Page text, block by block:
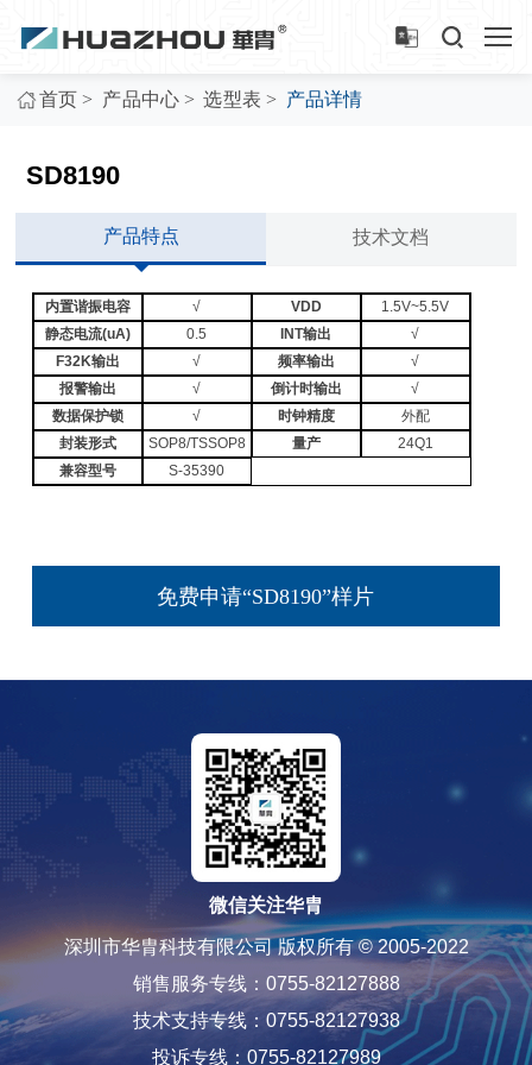
首页 > 产品中心 > 选型表 > 产品详情
SD8190
产品特点 技术文档
内置谐振电容 √ VDD
1.5V~5.5V
静态电流(uA)
0.5 INT输出
√
F32K输出
√ 频率输出
√
报警输出
√ 倒计时输出
√
数据保护锁
√ 时钟精度
外配
封装形式
SOP8/TSSOP8 量产
24Q1
兼容型号
S-35390
免费申请“SD8190”样片
微信关注华胄
深圳市华胄科技有限公司 版权所有 © 2005-2022
销售服务专线：0755-82127888
技术支持专线：0755-82127938
投诉专线：0755-82127989